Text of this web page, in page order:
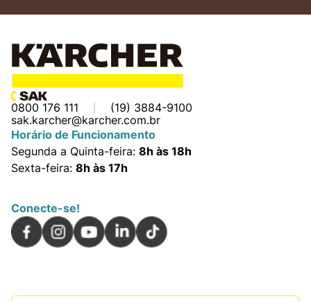
0800 176 111
(19) 3884-9100
sak.karcher@karcher.com.br
Horário de Funcionamento
Segunda a Quinta-feira: 8h às 18h
Sexta-feira: 8h às 17h
Conecte-se!